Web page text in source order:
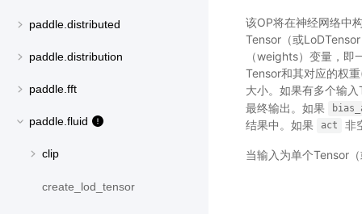
paddle.distributed
paddle.distribution
paddle.fft
paddle.fluid
clip
create_lod_tensor
该OP将在神经网络中
Tensor（或
（weights）变量，
Tensor和其对应的权
大小。如果有多个输
最终输出。如果
结果中。如果 act 非
当输入为单个Tensor